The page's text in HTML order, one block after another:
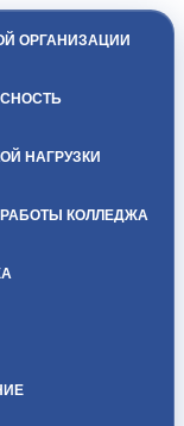
ОРГАНИЗАЦИИ
НАГРУЗКИ
КОЛЛЕДЖА